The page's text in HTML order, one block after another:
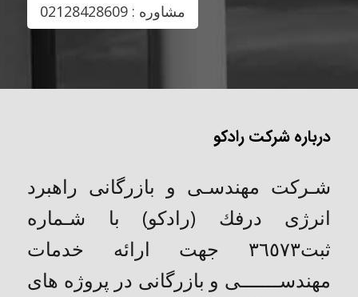
مشاوره : 02128428609
درباره شرکت رادکو
شـركت مهندسـی و بازرگانی راهبرد
انرژی درفك (رادکو) با شـماره
ثبت٣٦٥٧٣ جهت ارائه خدمات
مهندســـــــی و بازرگانی در پروژه های